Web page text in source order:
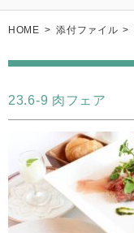
HOME > 添付ファイル >
23.6-9 肉フェア